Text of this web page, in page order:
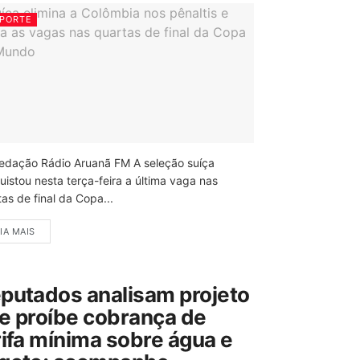
Rádio Aruanã FM A seleção suíça
nesta terça-feira a última vaga nas
de final da Copa...
MAIS
analisam projeto
proíbe cobrança de
mínima sobre água e